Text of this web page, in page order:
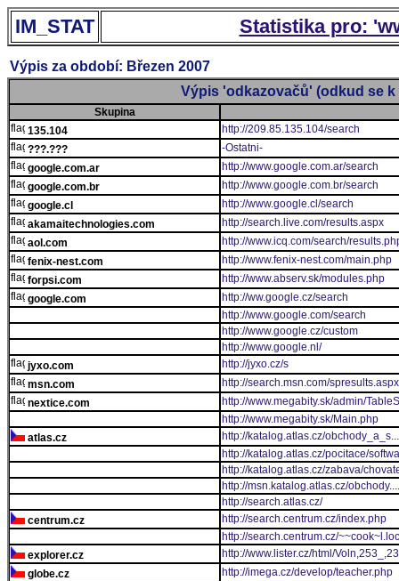
IM_STAT Statistika pro:
Výpis za období: Březen 2007
Výpis 'odkazovačů' (odkud se k
Skupina
135.104
http://209.85.135.104/search
???.???
-Ostatni-
google.com.ar
http://www.google.com.ar/search
google.com.br
http://www.google.com.br/search
google.cl
http://www.google.cl/search
akamaitechnologies.com
http://search.live.com/results.aspx
aol.com
http://www.icq.com/search/
fenix-nest.com
http://www.fenix-nest.com/main.php
forpsi.com
http://www.abserv.sk/modules.php
google.com
http://ww.google.cz/search
http://www.google.com/search
http://www.google.cz/custom
http://www.google.nl/
jyxo.com
http://jyxo.cz/s
msn.com
http://search.msn.com/spresults.aspx
nextice.com
http://www.megabity.sk/admin/
http://www.megabity.sk/Main.php
atlas.cz
http://katalog.atlas.cz/
http://katalog.atlas.cz/pocitace/
http://katalog.atlas.cz/zabava/
http://msn.katalog.atlas.cz/
http://search.atlas.cz/
centrum.cz
http://search.centrum.cz/index.php
http://search.centrum.cz/
explorer.cz
http://www.lister.cz/html/
globe.cz
http://imega.cz/develop/teacher.php